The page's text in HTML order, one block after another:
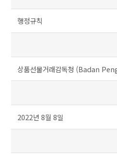
행정규칙
상품선물거래감독청 (Badan
2022년 8월 8일